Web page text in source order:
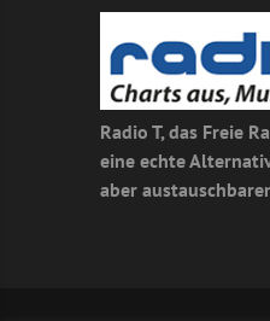
Radio T, das Freie
eine echte
aber